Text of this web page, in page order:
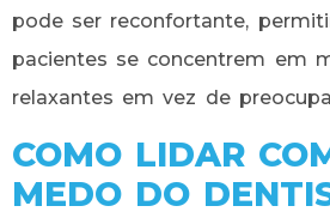
pode ser reconfortante,
pacientes se concentrem em
relaxantes em vez de
COMO LIDAR
MEDO DO